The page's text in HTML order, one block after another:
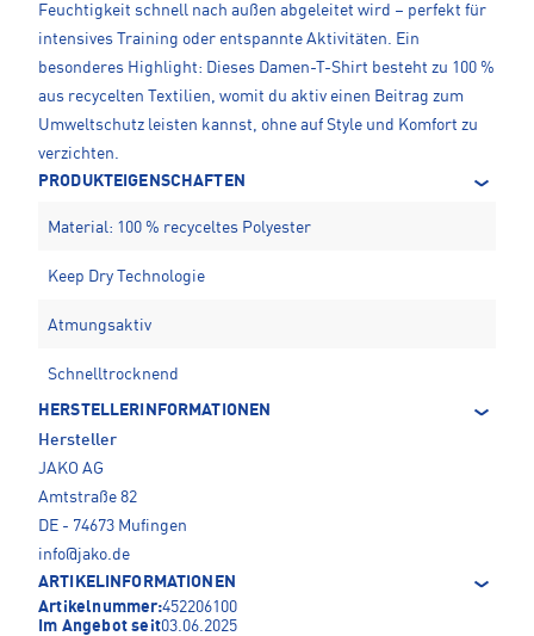
Feuchtigkeit schnell nach außen abgeleitet wird – perfekt für
intensives Training oder entspannte Aktivitäten. Ein
besonderes Highlight: Dieses Damen-T-Shirt besteht zu 100 %
aus recycelten Textilien, womit du aktiv einen Beitrag zum
Umweltschutz leisten kannst, ohne auf Style und Komfort zu
verzichten.
PRODUKTEIGENSCHAFTEN
Material: 100 % recyceltes Polyester
Keep Dry Technologie
Atmungsaktiv
Schnelltrocknend
HERSTELLERINFORMATIONEN
Hersteller
JAKO AG
Amtstraße 82
DE - 74673 Mufingen
info@jako.de
ARTIKELINFORMATIONEN
Artikelnummer:452206100
Im Angebot seit03.06.2025